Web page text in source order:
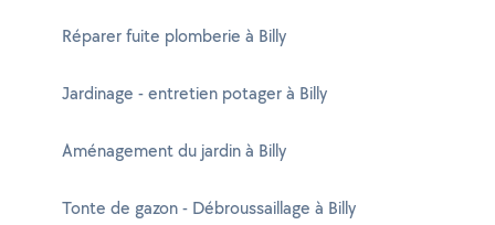
Réparer fuite plomberie à Billy
Jardinage - entretien potager à Billy
Aménagement du jardin à Billy
Tonte de gazon - Débroussaillage à Billy